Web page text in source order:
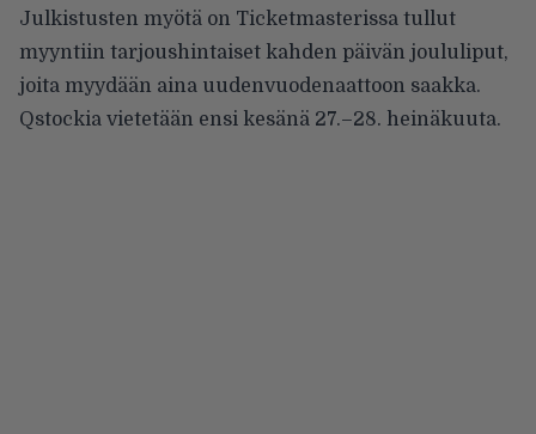
Julkistusten myötä on Ticketmasterissa tullut
myyntiin tarjoushintaiset kahden päivän joululiput,
joita myydään aina uudenvuodenaattoon saakka.
Qstockia vietetään ensi kesänä 27.–28. heinäkuuta.